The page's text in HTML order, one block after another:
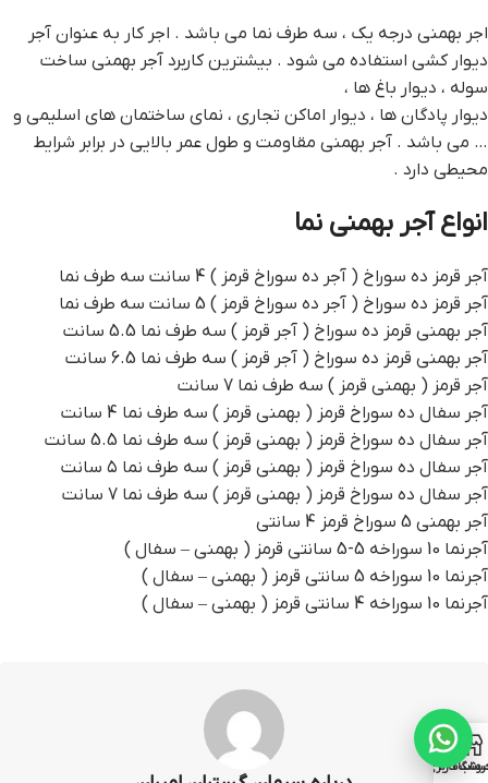
اجر بهمنی درجه یک ، سه طرف نما می باشد . اجر کار به عنوان آجر
دیوار کشی استفاده می شود . بیشترین کاربرد آجر بهمنی ساخت
سوله ، دیوار باغ ها ،
دیوار پادگان ها ، دیوار اماکن تجاری ، نمای ساختمان های اسلیمی و
… می باشد . آجر بهمنی مقاومت و طول عمر بالایی در برابر شرایط
محیطی دارد .
انواع آجر بهمنی نما
آجر قرمز ده سوراخ ( آجر ده سوراخ قرمز ) 4 سانت سه طرف نما
آجر قرمز ده سوراخ ( آجر ده سوراخ قرمز ) 5 سانت سه طرف نما
آجر بهمنی قرمز ده سوراخ ( آجر قرمز ) سه طرف نما 5.5 سانت
آجر بهمنی قرمز ده سوراخ ( آجر قرمز ) سه طرف نما 6.5 سانت
آجر قرمز ( بهمنی قرمز ) سه طرف نما 7 سانت
آجر سفال ده سوراخ قرمز ( بهمنی قرمز ) سه طرف نما 4 سانت
آجر سفال ده سوراخ قرمز ( بهمنی قرمز ) سه طرف نما 5.5 سانت
آجر سفال ده سوراخ قرمز ( بهمنی قرمز ) سه طرف نما ۵ سانت
آجر سفال ده سوراخ قرمز ( بهمنی قرمز ) سه طرف نما 7 سانت
آجر بهمنی 5 سوراخ قرمز 4 سانتی
آجرنما 10 سوراخه 5-5 سانتی قرمز ( بهمنی – سفال )
آجرنما 10 سوراخه 5 سانتی قرمز ( بهمنی – سفال )
آجرنما 10 سوراخه 4 سانتی قرمز ( بهمنی – سفال )
کاربری من